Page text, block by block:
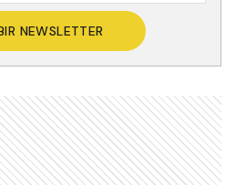
NEWSLETTER